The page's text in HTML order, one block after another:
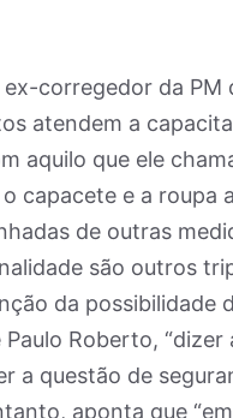
corregedor da PM
atendem a
aquilo que ele
capacete e a roupa
de outras
são outros
da possibilidade
Roberto,
a questão de
aponta que